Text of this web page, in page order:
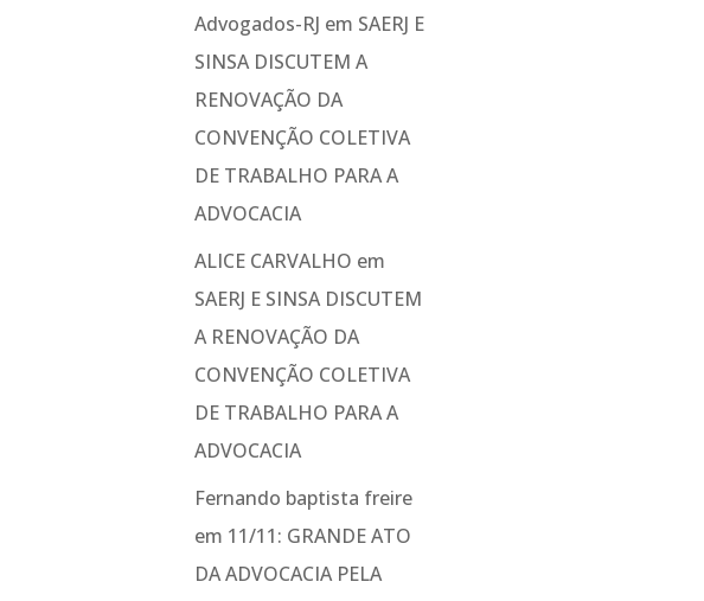
Advogados-RJ em SAERJ E
SINSA DISCUTEM A
RENOVAÇÃO DA
CONVENÇÃO COLETIVA
DE TRABALHO PARA A
ADVOCACIA
ALICE CARVALHO em
SAERJ E SINSA DISCUTEM
A RENOVAÇÃO DA
CONVENÇÃO COLETIVA
DE TRABALHO PARA A
ADVOCACIA
Fernando baptista freire
em 11/11: GRANDE ATO
DA ADVOCACIA PELA